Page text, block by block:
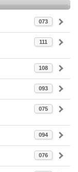
073
111
108
093
075
094
076